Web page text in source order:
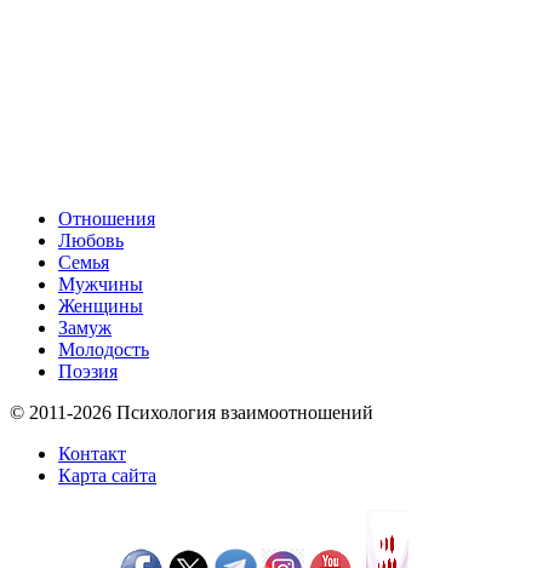
Отношения
Любовь
Семья
Мужчины
Женщины
Замуж
Молодость
Поэзия
© 2011-2026 Психология взаимоотношений
Контакт
Карта сайта